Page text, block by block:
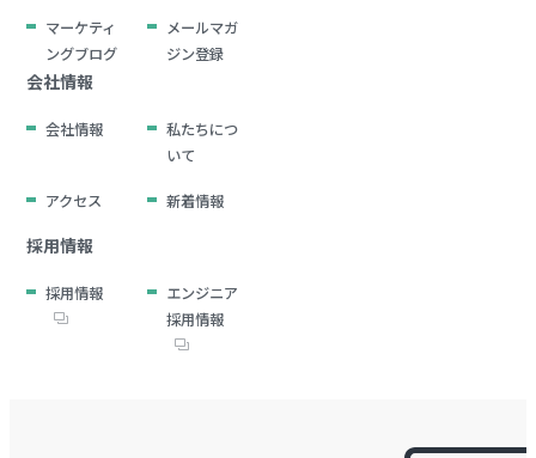
マーケティ
ングブログ
メールマガ
ジン登録
会社情報
会社情報
私たちにつ
いて
アクセス 新着情報
採用情報
採用情報
エンジニア
採用情報